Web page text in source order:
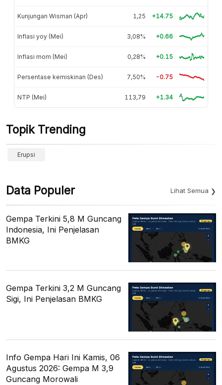
Kunjungan Wisman (Apr) 1,25 +14.75
Inflasi yoy (Mei) 3,08% +0.66
Inflasi mom (Mei) 0,28% +0.15
Persentase kemiskinan (Des) 7,50% -0.75
NTP (Mei) 113,79 +1.34
Topik Trending
Erupsi
Data Populer Lihat Semua
Gempa Terkini 5,8 M Guncang
Indonesia, Ini Penjelasan
BMKG
Gempa Terkini 3,2 M Guncang
Sigi, Ini Penjelasan BMKG
Info Gempa Hari Ini Kamis, 06
Agustus 2026: Gempa M 3,9
Guncang Morowali